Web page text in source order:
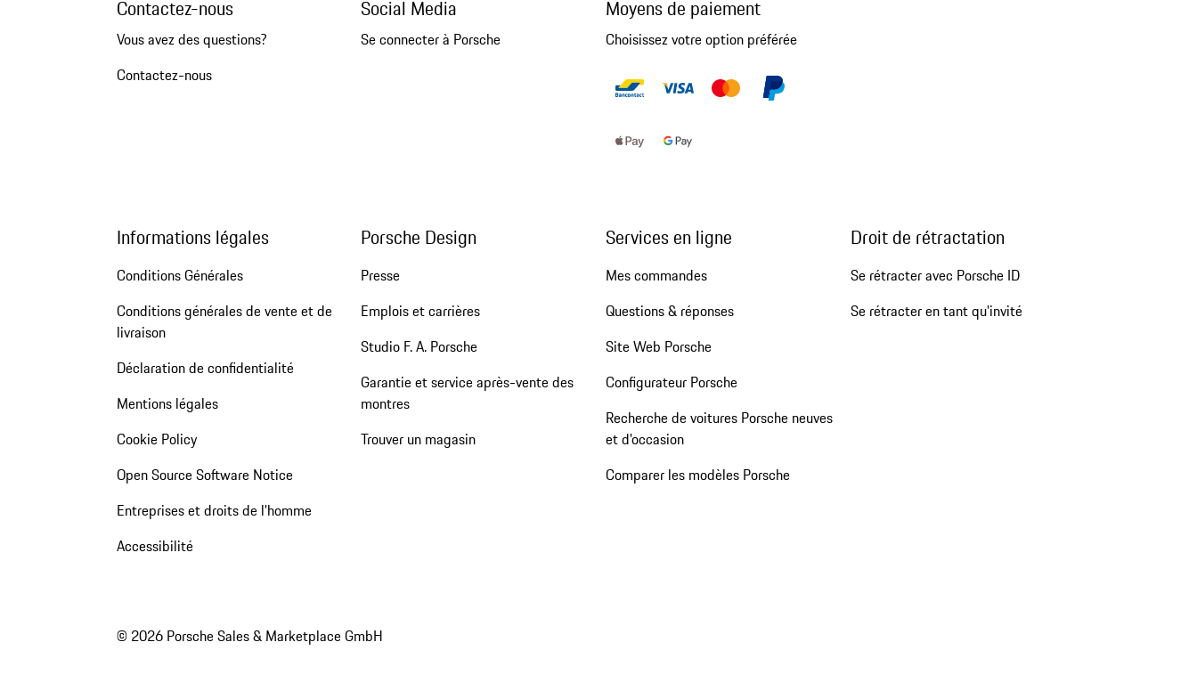
Contactez-nous
Vous avez des questions?
Contactez-nous
Social Media
Se connecter à Porsche
Moyens de paiement
Choisissez votre option préférée
Informations légales
Conditions Générales
Conditions générales de vente et de
livraison
Déclaration de confidentialité
Mentions légales
Cookie Policy
Open Source Software Notice
Entreprises et droits de l'homme
Accessibilité
Porsche Design
Presse
Emplois et carrières
Studio F. A. Porsche
Garantie et service après-vente des
montres
Trouver un magasin
Services en ligne
Mes commandes
Questions & réponses
Site Web Porsche
Configurateur Porsche
Recherche de voitures Porsche neuves
et d'occasion
Comparer les modèles Porsche
Droit de rétractation
Se rétracter avec Porsche ID
Se rétracter en tant qu’invité
© 2026 Porsche Sales & Marketplace GmbH